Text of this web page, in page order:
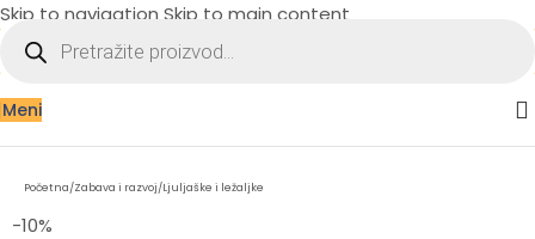
Skip to navigation Skip to main content
Meni
Početna/Zabava i razvoj/Ljuljaške i ležaljke
-10%